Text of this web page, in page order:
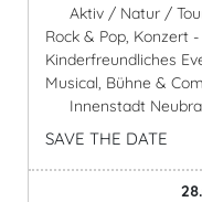
Aktiv / Natur /
Rock & Pop, Konzert
Kinderfreundliches
Musical, Bühne &
Innenstadt
SAVE THE DATE